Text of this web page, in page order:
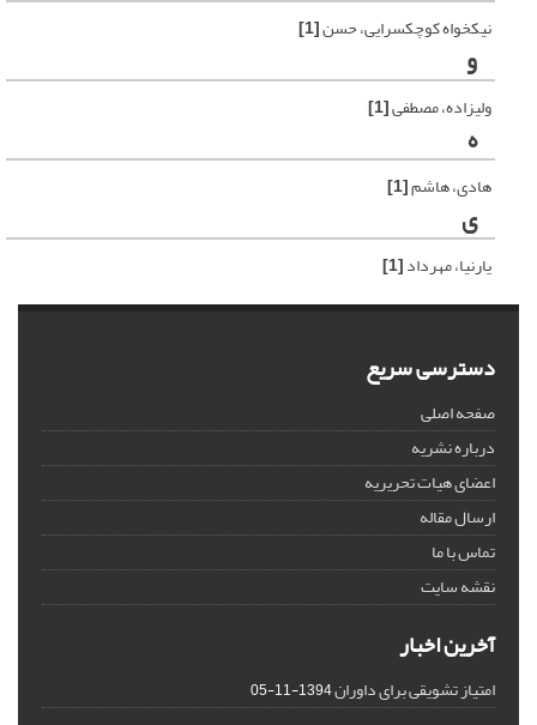
نیکخواه کوچکسرایی، حسن[1]
و
ولیزاده، مصطفی[1]
ه
هادی، هاشم[1]
ی
یارنیا، مهرداد[1]
دسترسی سریع
صفحه اصلی
درباره نشریه
اعضای هیات تحریریه
ارسال مقاله
تماس با ما
نقشه سایت
آخرین اخبار
امتیاز تشویقی برای داوران1394-11-05